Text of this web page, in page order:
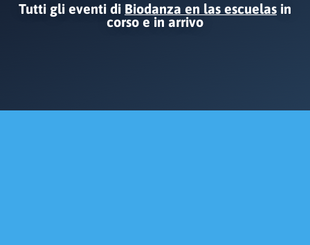
Tutti gli eventi di Biodanza en las escuelas in
corso e in arrivo